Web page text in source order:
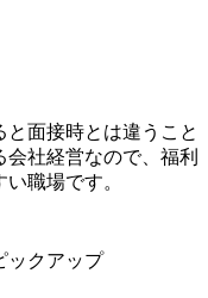
面接時とは違うこと
社経営なので、福利
職場です。
ックアップ